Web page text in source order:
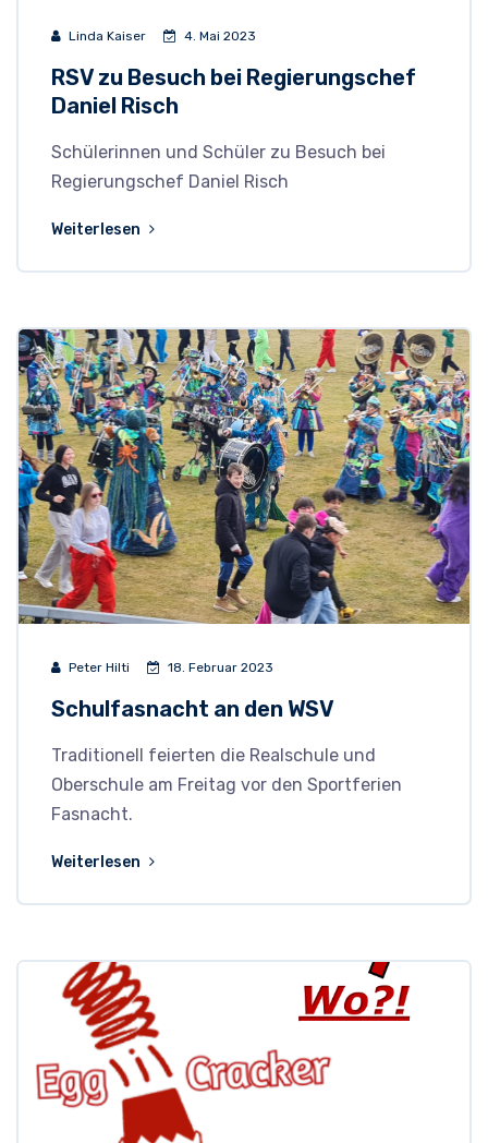
Linda Kaiser 4. Mai 2023
RSV zu Besuch bei Regierungschef
Daniel Risch
Schülerinnen und Schüler zu Besuch bei
Regierungschef Daniel Risch
Weiterlesen
Peter Hilti 18. Februar 2023
Schulfasnacht an den WSV
Traditionell feierten die Realschule und
Oberschule am Freitag vor den Sportferien
Fasnacht.
Weiterlesen